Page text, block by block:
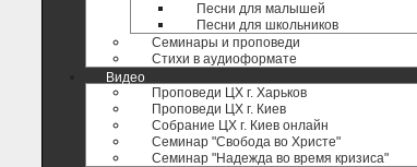
Песни для малышей
Песни для школьников
Семинары и проповеди
Стихи в аудиоформате
Видео
Проповеди ЦХ г. Харьков
Проповеди ЦХ г. Киев
Собрание ЦХ г. Киев онлайн
Семинар "Свобода во Христе"
Семинар "Надежда во время кризиса"